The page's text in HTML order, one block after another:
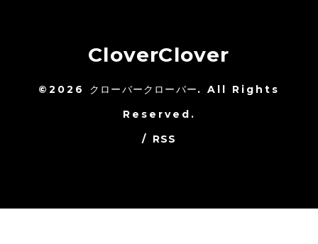
CloverClover
©2026 クローバークローバー. All Rights
Reserved.
/ RSS